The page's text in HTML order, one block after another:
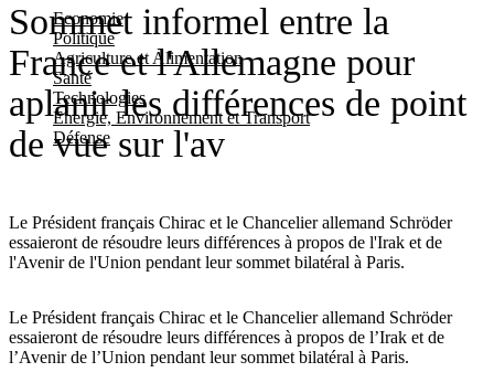
Economie
Politique
Agriculture et Alimentation
Santé
Technologies
Energie, Environnement et Transport
Défense
Sommet informel entre la
France et l'Allemagne pour
aplanir les différences de point
de vue sur l'av
Le Président français Chirac et le Chancelier allemand Schröder
essaieront de résoudre leurs différences à propos de l'Irak et de
l'Avenir de l'Union pendant leur sommet bilatéral à Paris.
Le Président français Chirac et le Chancelier allemand Schröder
essaieront de résoudre leurs différences à propos de l’Irak et de
l’Avenir de l’Union pendant leur sommet bilatéral à Paris.